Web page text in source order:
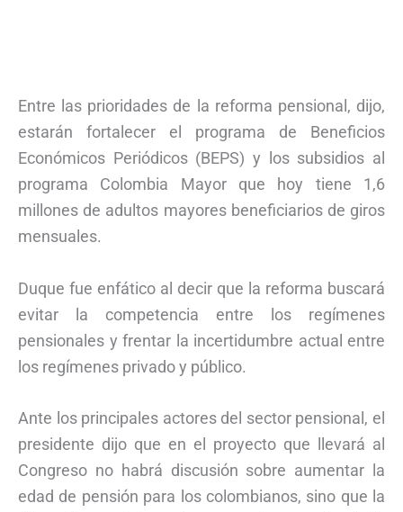
Entre las prioridades de la reforma pensional, dijo,
estarán fortalecer el programa de Beneficios
Económicos Periódicos (BEPS) y los subsidios al
programa Colombia Mayor que hoy tiene 1,6
millones de adultos mayores beneficiarios de giros
mensuales.
Duque fue enfático al decir que la reforma buscará
evitar la competencia entre los regímenes
pensionales y frentar la incertidumbre actual entre
los regímenes privado y público.
Ante los principales actores del sector pensional, el
presidente dijo que en el proyecto que llevará al
Congreso no habrá discusión sobre aumentar la
edad de pensión para los colombianos, sino que la